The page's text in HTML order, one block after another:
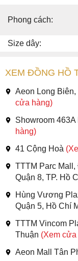
Phong cách:
Size dây:
XEM ĐỒNG HỒ
Aeon Long
cửa hàng)
Showroom
hàng)
41 Cộng Hoà
TTTM Parc
Quận 8, TP. Hồ
Hùng Vương
Quận 5, Hồ Chí
TTTM Vincom
Thuận (Xem
Aeon Mall Tân